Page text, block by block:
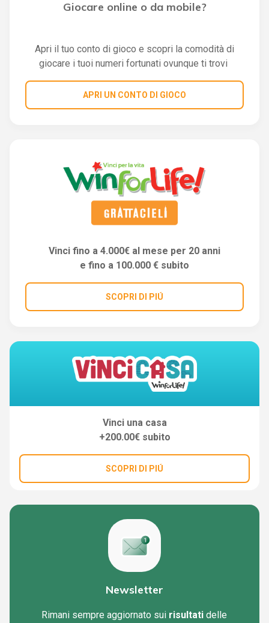
Giocare online o da mobile?
Apri il tuo conto di gioco e scopri la comodità di
giocare i tuoi numeri fortunati ovunque ti trovi
APRI UN CONTO DI GIOCO
Vinci fino a 4.000€ al mese per 20 anni
e fino a 100.000 € subito
SCOPRI DI PIÚ
Vinci una casa
+200.00€ subito
SCOPRI DI PIÚ
Newsletter
Rimani sempre aggiornato sui risultati delle